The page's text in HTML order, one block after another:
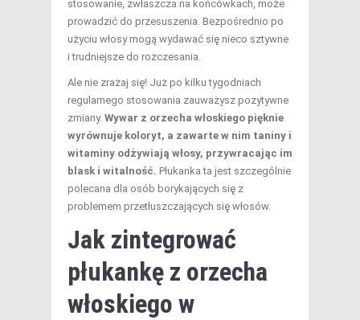
stosowanie, zwłaszcza na końcówkach, może
prowadzić do przesuszenia. Bezpośrednio po
użyciu włosy mogą wydawać się nieco sztywne
i trudniejsze do rozczesania.
Ale nie zrażaj się! Już po kilku tygodniach
regularnego stosowania zauważysz pozytywne
zmiany. Wywar z orzecha włoskiego pięknie
wyrównuje koloryt, a zawarte w nim taniny i
witaminy odżywiają włosy, przywracając im
blask i witalność. Płukanka ta jest szczególnie
polecana dla osób borykających się z
problemem przetłuszczających się włosów.
Jak zintegrować
płukankę z orzecha
włoskiego w